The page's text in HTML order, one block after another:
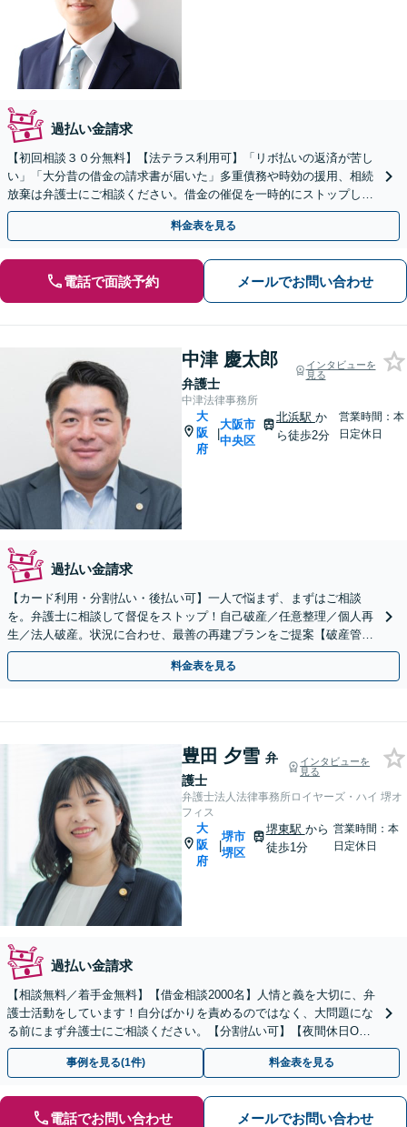
過払い金請求
【初回相談３０分無料】【法テラス利用可】「リボ払いの返済が苦し
い」「大分昔の借金の請求書が届いた」多重債務や時効の援用、相続
放棄は弁護士にご相談ください。借金の催促を一時的にストップしま
す。自己破産、個人再生など【岡町駅10分】
料金表を見る
電話で面談予約 メールでお問い合わせ
中津 慶太郎
弁護士
インタビューを
見る
中津法律事務所
大
阪
府
|
大阪市
中央区
北浜駅 か
ら徒歩2分
営業時間：本
日定休日
過払い金請求
【カード利用・分割払い・後払い可】一人で悩まず、まずはご相談
を。弁護士に相談して督促をストップ！自己破産／任意整理／個人再
生／法人破産。状況に合わせ、最善の再建プランをご提案【破産管財
人経験あり】【北浜駅2分】
料金表を見る
豊田 夕雪 弁
護士
インタビューを
見る
弁護士法人法律事務所ロイヤーズ・ハイ 堺オ
フィス
大
阪
府
|
堺市
堺区
堺東駅 から
徒歩1分
営業時間：本
日定休日
過払い金請求
【相談無料／着手金無料】【借金相談2000名】人情と義を大切に、弁
護士活動をしています！自分ばかりを責めるのではなく、大問題にな
る前にまず弁護士にご相談ください。【分割払い可】【夜間休日O
K】
事例を見る(1件) 料金表を見る
電話でお問い合わせ メールでお問い合わせ